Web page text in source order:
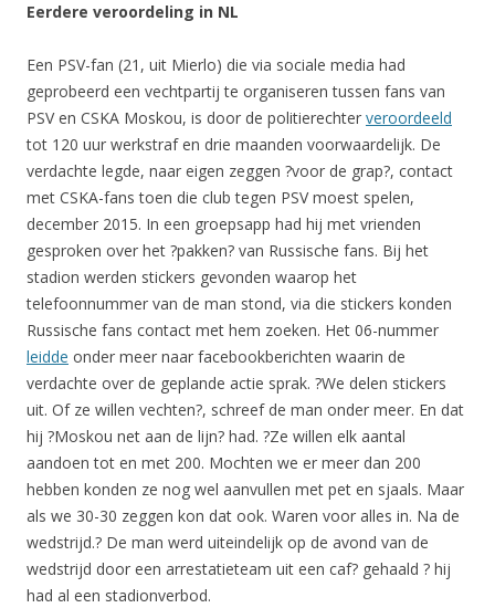
Eerdere veroordeling in NL
Een PSV-fan (21, uit Mierlo) die via sociale media had
geprobeerd een vechtpartij te organiseren tussen fans van
PSV en CSKA Moskou, is door de politierechter veroordeeld
tot 120 uur werkstraf en drie maanden voorwaardelijk. De
verdachte legde, naar eigen zeggen ?voor de grap?, contact
met CSKA-fans toen die club tegen PSV moest spelen,
december 2015. In een groepsapp had hij met vrienden
gesproken over het ?pakken? van Russische fans. Bij het
stadion werden stickers gevonden waarop het
telefoonnummer van de man stond, via die stickers konden
Russische fans contact met hem zoeken. Het 06-nummer
leidde onder meer naar facebookberichten waarin de
verdachte over de geplande actie sprak. ?We delen stickers
uit. Of ze willen vechten?, schreef de man onder meer. En dat
hij ?Moskou net aan de lijn? had. ?Ze willen elk aantal
aandoen tot en met 200. Mochten we er meer dan 200
hebben konden ze nog wel aanvullen met pet en sjaals. Maar
als we 30-30 zeggen kon dat ook. Waren voor alles in. Na de
wedstrijd.? De man werd uiteindelijk op de avond van de
wedstrijd door een arrestatieteam uit een caf? gehaald ? hij
had al een stadionverbod.